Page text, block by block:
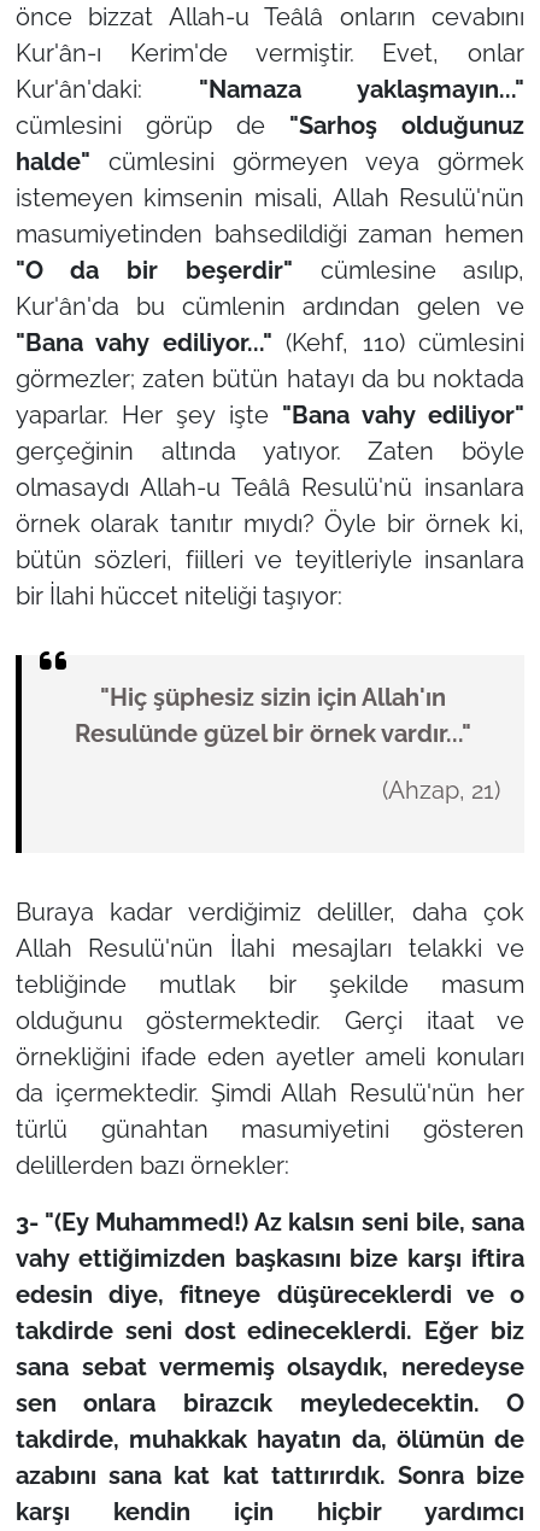
önce bizzat Allah-u Teâlâ onların cevabını
Kur'ân-ı Kerim'de vermiştir. Evet, onlar
Kur'ân'daki: "Namaza yaklaşmayın..."
cümlesini görüp de "Sarhoş olduğunuz
halde" cümlesini görmeyen veya görmek
istemeyen kimsenin misali, Allah Resulü'nün
masumiyetinden bahsedildiği zaman hemen
"O da bir beşerdir" cümlesine asılıp,
Kur'ân'da bu cümlenin ardından gelen ve
"Bana vahy ediliyor..." (Kehf, 110) cümlesini
görmezler; zaten bütün hatayı da bu noktada
yaparlar. Her şey işte "Bana vahy ediliyor"
gerçeğinin altında yatıyor. Zaten böyle
olmasaydı Allah-u Teâlâ Resulü'nü insanlara
örnek olarak tanıtır mıydı? Öyle bir örnek ki,
bütün sözleri, fiilleri ve teyitleriyle insanlara
bir İlahi hüccet niteliği taşıyor:
"Hiç şüphesiz sizin için Allah'ın
Resulünde güzel bir örnek vardır..."
(Ahzap, 21)
Buraya kadar verdiğimiz deliller, daha çok
Allah Resulü'nün İlahi mesajları telakki ve
tebliğinde mutlak bir şekilde masum
olduğunu göstermektedir. Gerçi itaat ve
örnekliğini ifade eden ayetler ameli konuları
da içermektedir. Şimdi Allah Resulü'nün her
türlü günahtan masumiyetini gösteren
delillerden bazı örnekler:
3- "(Ey Muhammed!) Az kalsın seni bile, sana
vahy ettiğimizden başkasını bize karşı iftira
edesin diye, fitneye düşüreceklerdi ve o
takdirde seni dost edineceklerdi. Eğer biz
sana sebat vermemiş olsaydık, neredeyse
sen onlara birazcık meyledecektin. O
takdirde, muhakkak hayatın da, ölümün de
azabını sana kat kat tattırırdık. Sonra bize
karşı kendin için hiçbir yardımcı